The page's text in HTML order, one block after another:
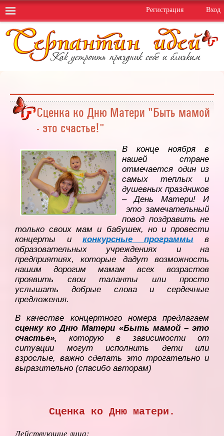
Вход
Регистрация
Сценка ко Дню Матери "Быть мамой
- это счастье!"
В конце ноября в
нашей стране
отмечается один из
самых теплых и
душевных праздников
– День Матери! И
это замечательный
повод поздравить не
только своих мам и бабушек, но и провести
концерты и конкурсные программыв
образовательных учреждениях и на
предприятиях, которые дадут возможность
нашим дорогим мамам всех возрастов
проявить свои таланты или просто
услышать добрые слова и сердечные
предложения.
В качестве концертного номера предлагаем
сценку ко Дню Матери «Быть мамой – это
счастье», которую в зависимости от
ситуации могут исполнить дети или
взрослые, важно сделать это трогательно и
выразительно (спасибо авторам)
Сценка ко Дню матери.
Действующие лица: